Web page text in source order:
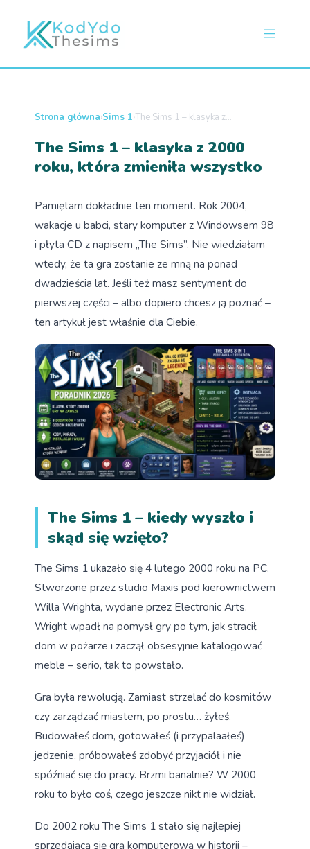
M
Strona główna›Sims 1›The Sims 1 – klasyka z...
The Sims 1 – klasyka z 2000
roku, która zmieniła wszystko
Pamiętam dokładnie ten moment. Rok 2004,
wakacje u babci, stary komputer z Windowsem 98
i płyta CD z napisem „The Sims”. Nie wiedziałam
wtedy, że ta gra zostanie ze mną na ponad
dwadzieścia lat. Jeśli też masz sentyment do
pierwszej części – albo dopiero chcesz ją poznać –
ten artykuł jest właśnie dla Ciebie.
The Sims 1 – kiedy wyszło i
skąd się wzięło?
The Sims 1 ukazało się 4 lutego 2000 roku na PC.
Stworzone przez studio Maxis pod kierownictwem
Willa Wrighta, wydane przez Electronic Arts.
Wright wpadł na pomysł gry po tym, jak stracił
dom w pożarze i zaczął obsesyjnie katalogować
meble – serio, tak to powstało.
Gra była rewolucją. Zamiast strzelać do kosmitów
czy zarządzać miastem, po prostu… żyłeś.
Budowałeś dom, gotowałeś (i przypalaałeś)
jedzenie, próbowałeś zdobyć przyjaciół i nie
spóźniać się do pracy. Brzmi banalnie? W 2000
roku to było coś, czego jeszcze nikt nie widział.
Do 2002 roku The Sims 1 stało się najlepiej
sprzedającą się grą komputerową w historii –